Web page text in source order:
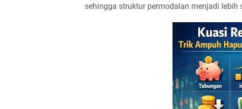
sehingga struktur permodalan menjadi